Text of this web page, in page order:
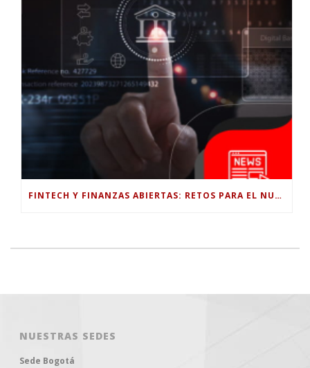
FINTECH Y FINANZAS ABIERTAS: RETOS PARA EL NUEVO GOBIERNO COLOMBIANO
NUESTRAS SEDES
Sede Bogotá